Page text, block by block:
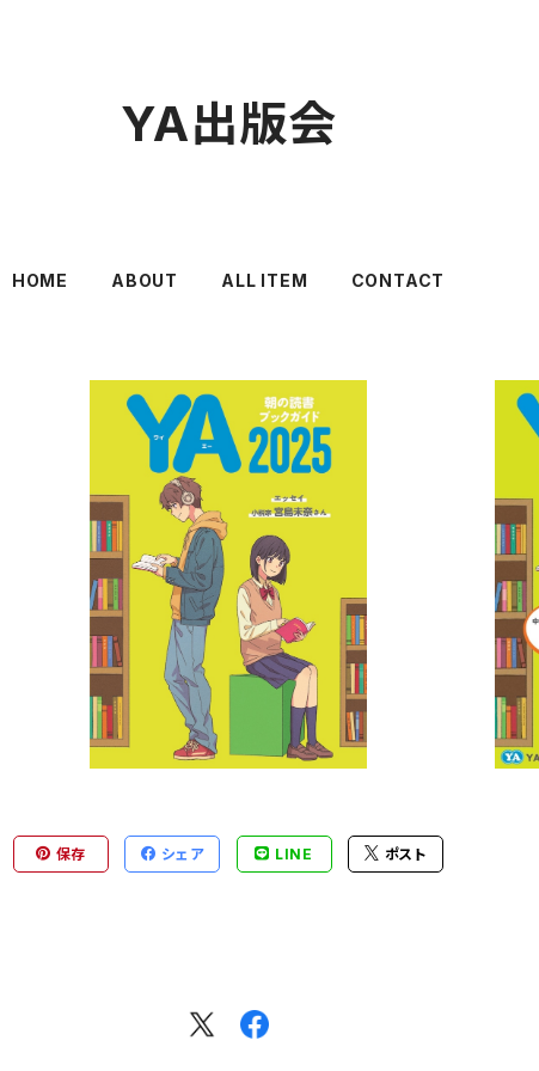
YA出版会
HOME ABOUT ALL ITEM CONTACT
YA朝の読書ブックガイド 2025年版
¥220
保存 シェア LINE ポスト